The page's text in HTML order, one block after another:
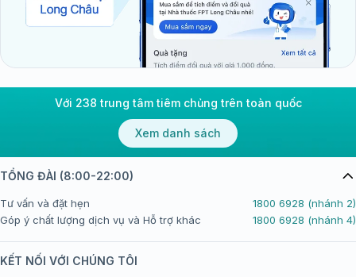
Với 238 trung tâm tiêm chủng trên toàn quốc
Xem danh sách
TỔNG ĐÀI (8:00-22:00)
Tư vấn và đặt hẹn
1800 6928 (nhánh 2)
Góp ý chất lượng dịch vụ và Hỗ trợ khác
1800 6928 (nhánh 4)
KẾT NỐI VỚI CHÚNG TÔI